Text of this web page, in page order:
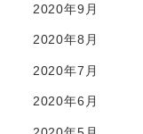
2020年9月
2020年8月
2020年7月
2020年6月